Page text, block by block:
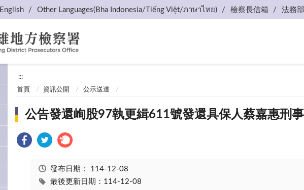
English Other Languages(Bha Indonesia/Tiếng Việt/ภาษาไทย) 檢察長信箱 法務部
:::
首頁 資訊公開 公示送達
公告發還峋股97執更緝611號發還具保人蔡嘉惠刑
發布日期： 114-12-08
最後更新日期：114-12-08